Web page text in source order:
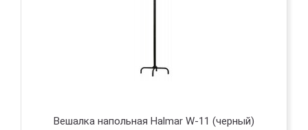
Вешалка напольная Halmar W-11 (черный)